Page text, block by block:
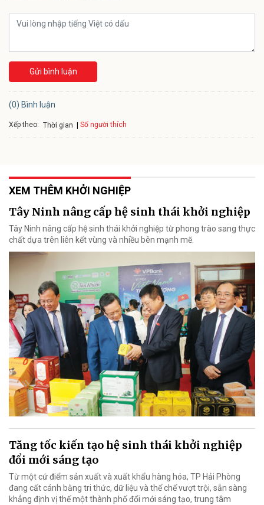
Gửi bình luận
(0) Bình luận
Xếp theo: Thời gian Số người thích
XEM THÊM KHỞI NGHIỆP
Tây Ninh nâng cấp hệ sinh thái khởi nghiệp
Tây Ninh nâng cấp hệ sinh thái khởi nghiệp từ phong trào sang thực
chất dựa trên liên kết vùng và nhiều bên mạnh mẽ.
Tăng tốc kiến tạo hệ sinh thái khởi nghiệp
đổi mới sáng tạo
Từ một cứ điểm sản xuất và xuất khẩu hàng hóa, TP Hải Phòng
đang cất cánh bằng tri thức, dữ liệu và thể chế vượt trội, sẵn sàng
khẳng định vị thế một thành phố đổi mới sáng tạo, trung tâm